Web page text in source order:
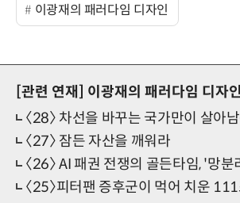
이광재의 패러다임 디자인
[관련 연재]
이광재의 패러다임 디자인
〈28〉 차선을 바꾸는 국가만이 살아
〈27〉 잠든 자산을 깨워라
〈26〉 AI 패권 전쟁의 골든타임, '망분리'라는 낡은 성벽을
〈25〉피터팬 증후군이 먹어 치운